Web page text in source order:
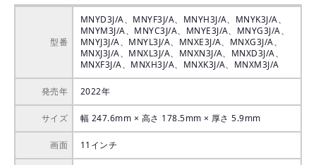
型番
MNYD3J/A、MNYF3J/A、MNYH3J/A、MNYK3J/A、
MNYM3J/A、MNYC3J/A、MNYE3J/A、MNYG3J/A、
MNYJ3J/A、MNYL3J/A、MNXE3J/A、MNXG3J/A、
MNXJ3J/A、MNXL3J/A、MNXN3J/A、MNXD3J/A、
MNXF3J/A、MNXH3J/A、MNXK3J/A、MNXM3J/A
発売年 2022年
サイズ 幅 247.6mm × 高さ 178.5mm × 厚さ 5.9mm
画面 11インチ